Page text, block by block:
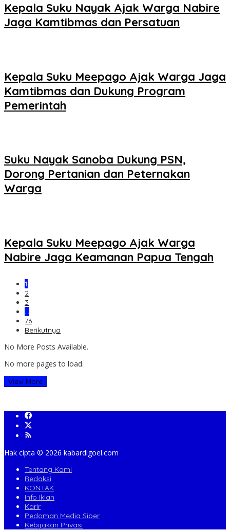
Kepala Suku Nayak Ajak Warga Nabire
Jaga Kamtibmas dan Persatuan
Kepala Suku Meepago Ajak Warga Jaga
Kamtibmas dan Dukung Program
Pemerintah
Suku Nayak Sanoba Dukung PSN,
Dorong Pertanian dan Peternakan
Warga
Kepala Suku Meepago Ajak Warga
Nabire Jaga Keamanan Papua Tengah
1
2
3
…
76
Berikutnya
No More Posts Available.
No more pages to load.
View More
Hak cipta ©️ 2026 kabardigoel.com
Tentang Kami
Redaksi
KONTAK
Info Iklan
Karir
Pedoman Media Siber
Kebijakan Privasi